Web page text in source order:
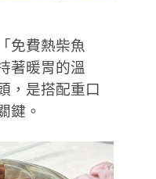
免費熱柴魚
著暖胃的溫
，是搭配重口
鍵。